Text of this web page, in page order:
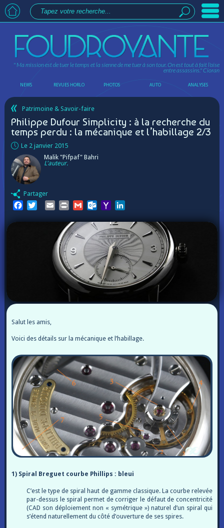
" Ma mission est de tuer le temps et la sienne de me tuer à son tour. On est tout à fait l'aise
entre assassins."Cioran
NEWS REVUES HORLO PHOTOS AUTO ANALYSES
Patrimoine & Savoir-faire
Philippe Dufour Simplicity : à la recherche du
temps perdu : la mécanique et l’habillage 2/3
Le 2 janvier 2015
Malik "Pifpaf" Bahri
L'auteur.
Partager
FacebookTwitterEmailPrint GmailOutlook.com
Yahoo
Salut les amis,
Voici des détails sur la mécanique et l’habillage.
1) Spiral Breguet courbe Phillips : bleui
C’est le type de spiral haut de gamme classique. La courbe relevée
par-dessus le spiral permet de corriger le défaut de concentricité
(CAD son déploiement non « symétrique ») naturel d’un spiral qui
s’étend naturellement du côté d’ouverture de ses spires.